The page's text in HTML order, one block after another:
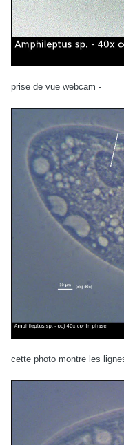
prise de vue webcam -
cette photo montre les